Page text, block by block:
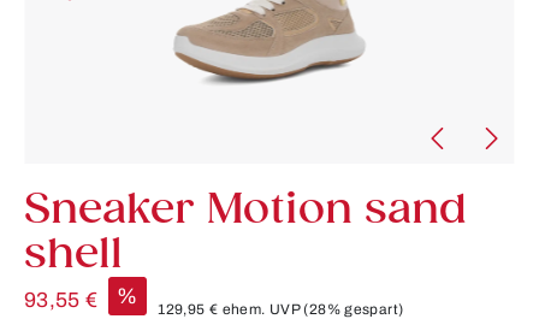
Sneaker Motion sand
shell
93,55 € %
129,95 € ehem. UVP(28% gespart)